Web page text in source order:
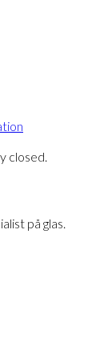
closed.
på glas.